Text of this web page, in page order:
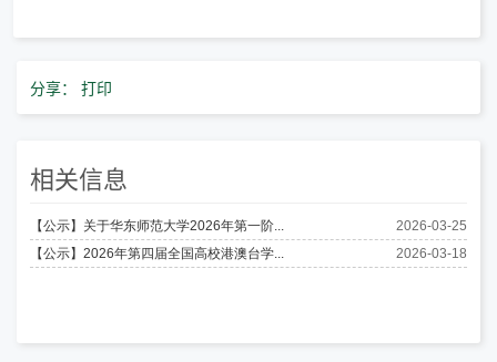
分享： 打印
相关信息